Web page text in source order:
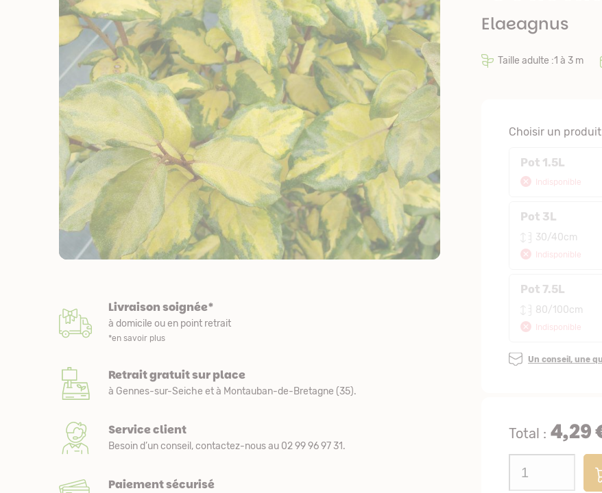
Elaeagnus
Taille adulte :1 à 3 m
Choisir un produit
Pot 1.5L
Indisponible
Pot 3L
30/40cm
Indisponible
Pot 7.5L
80/100cm
Indisponible
Un conseil, une
Total : 4,29
Livraison soignée*
à domicile ou en point retrait
*en savoir plus
Retrait gratuit sur place
à Gennes-sur-Seiche et à Montauban-de-Bretagne (35).
Service client
Besoin d’un conseil, contactez-nous au 02 99 96 97 31.
Paiement sécurisé